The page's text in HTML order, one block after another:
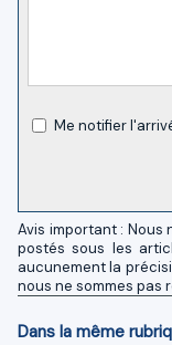
Me notifier
Avis important : Nous
postés sous les
aucunement la
nous ne sommes pas
Dans la même